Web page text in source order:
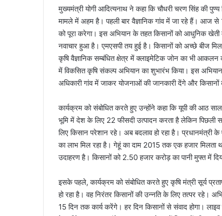
मुख्यमंत्री योगी आदित्यनाथ ने कहा कि चौधरी चरण सिंह की
मामले में अहम है। पहली बार वैज्ञानिक गांव में जा रहे हैं। आज
को पूरा करेगा। इस अभियान के तहत किसानों को आधुनिक
नवाचार हुआ है। एमएसपी तय हुई है। किसानों को अच्छे बीज
कृषि वैज्ञानिक सम्बंधित क्षेत्र में क्लाइमेटिक जोन का भी
में विकसित कृषि संकल्प अभियान का शुभारंभ किया। इस अभियान
अधिकारी गांव में जाकर योजनाओं की जानकारी देंगे और
कार्यक्रम को संबोधित करते हुए उन्होंने कहा कि यूपी की आठ
भूमि में देश के लिए 22 फीसदी उत्पादन करता है लेकिन पिछली
लिए किसान परेशान रहे। अब बदलाव हो रहा है। प्रधानमंत्री
का लाभ मिल रहा है। गेहूं का दाम 2015 तक एक हजार
उदाहरण है। किसानों को 2.50 हजार करोड़ का पानी मुफ्त में
इसके पहले, कार्यक्रम को संबोधित करते हुए कृषि मंत्री सूर्य
हो रहा है। वह निरंतर किसानों की उन्नति के लिए तत्पर रहे।
15 दिन तक कार्य करेंगे। हर दिन किसानों से संवाद होगा।